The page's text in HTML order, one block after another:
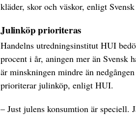
kläder, skor och väskor, enligt
Julinköp prioriteras
Handelns utredningsinstitut HUI
procent i år, aningen mer än Svensk
är minskningen mindre än
prioriterar julinköp, enligt HUI.
– Just julens konsumtion är speciell.